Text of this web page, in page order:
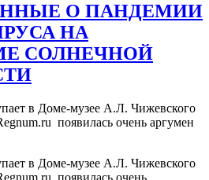
О ПАНДЕМИИ
НА
СОЛНЕЧНОЙ
в Доме-музее А.Л. Чижевского
появилась очень аргумен
в Доме-музее А.Л. Чижевского
появилась очень